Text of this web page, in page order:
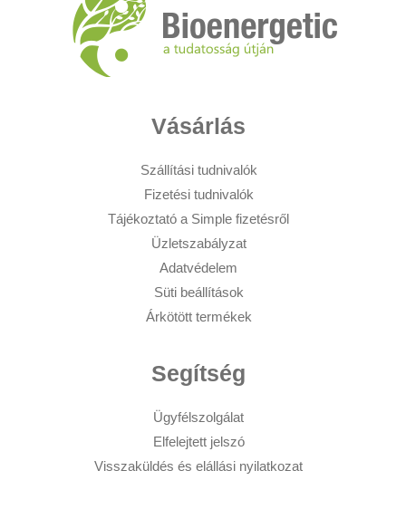
Vásárlás
Szállítási tudnivalók
Fizetési tudnivalók
Tájékoztató a Simple fizetésről
Üzletszabályzat
Adatvédelem
Süti beállítások
Árkötött termékek
Segítség
Ügyfélszolgálat
Elfelejtett jelszó
Visszaküldés és elállási nyilatkozat